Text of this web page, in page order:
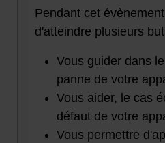
Pendant cet
d'atteindre plusieurs
Vous guider dans
panne de votre
Vous aider, le cas
défaut de votre
Vous permettre